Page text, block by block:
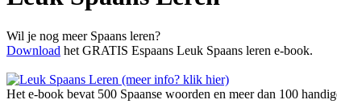
Wil je nog meer Spaans leren?
Download het GRATIS Espaans Leuk Spaans leren e-book.
Het e-book bevat 500 Spaanse woorden en meer dan 100